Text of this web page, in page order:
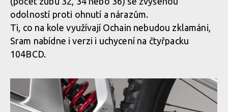
Novinka: Sram XX DH Transmission - Eagle pro sjezdaře
odolností proti ohnutí a nárazům.
Ti, co na kole využívají Ochain nebudou zklamáni,
Sram nabídne i verzi i uchycení na čtyřpacku
104BCD.